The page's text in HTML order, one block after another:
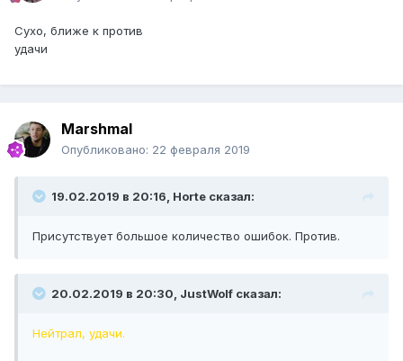
Сухо, ближе к против
удачи
Marshmal
Опубликовано: 22 февраля 2019
19.02.2019 в 20:16, Horte сказал:
Присутствует большое количество ошибок. Против.
20.02.2019 в 20:30, JustWolf сказал:
Нейтрал, удачи.